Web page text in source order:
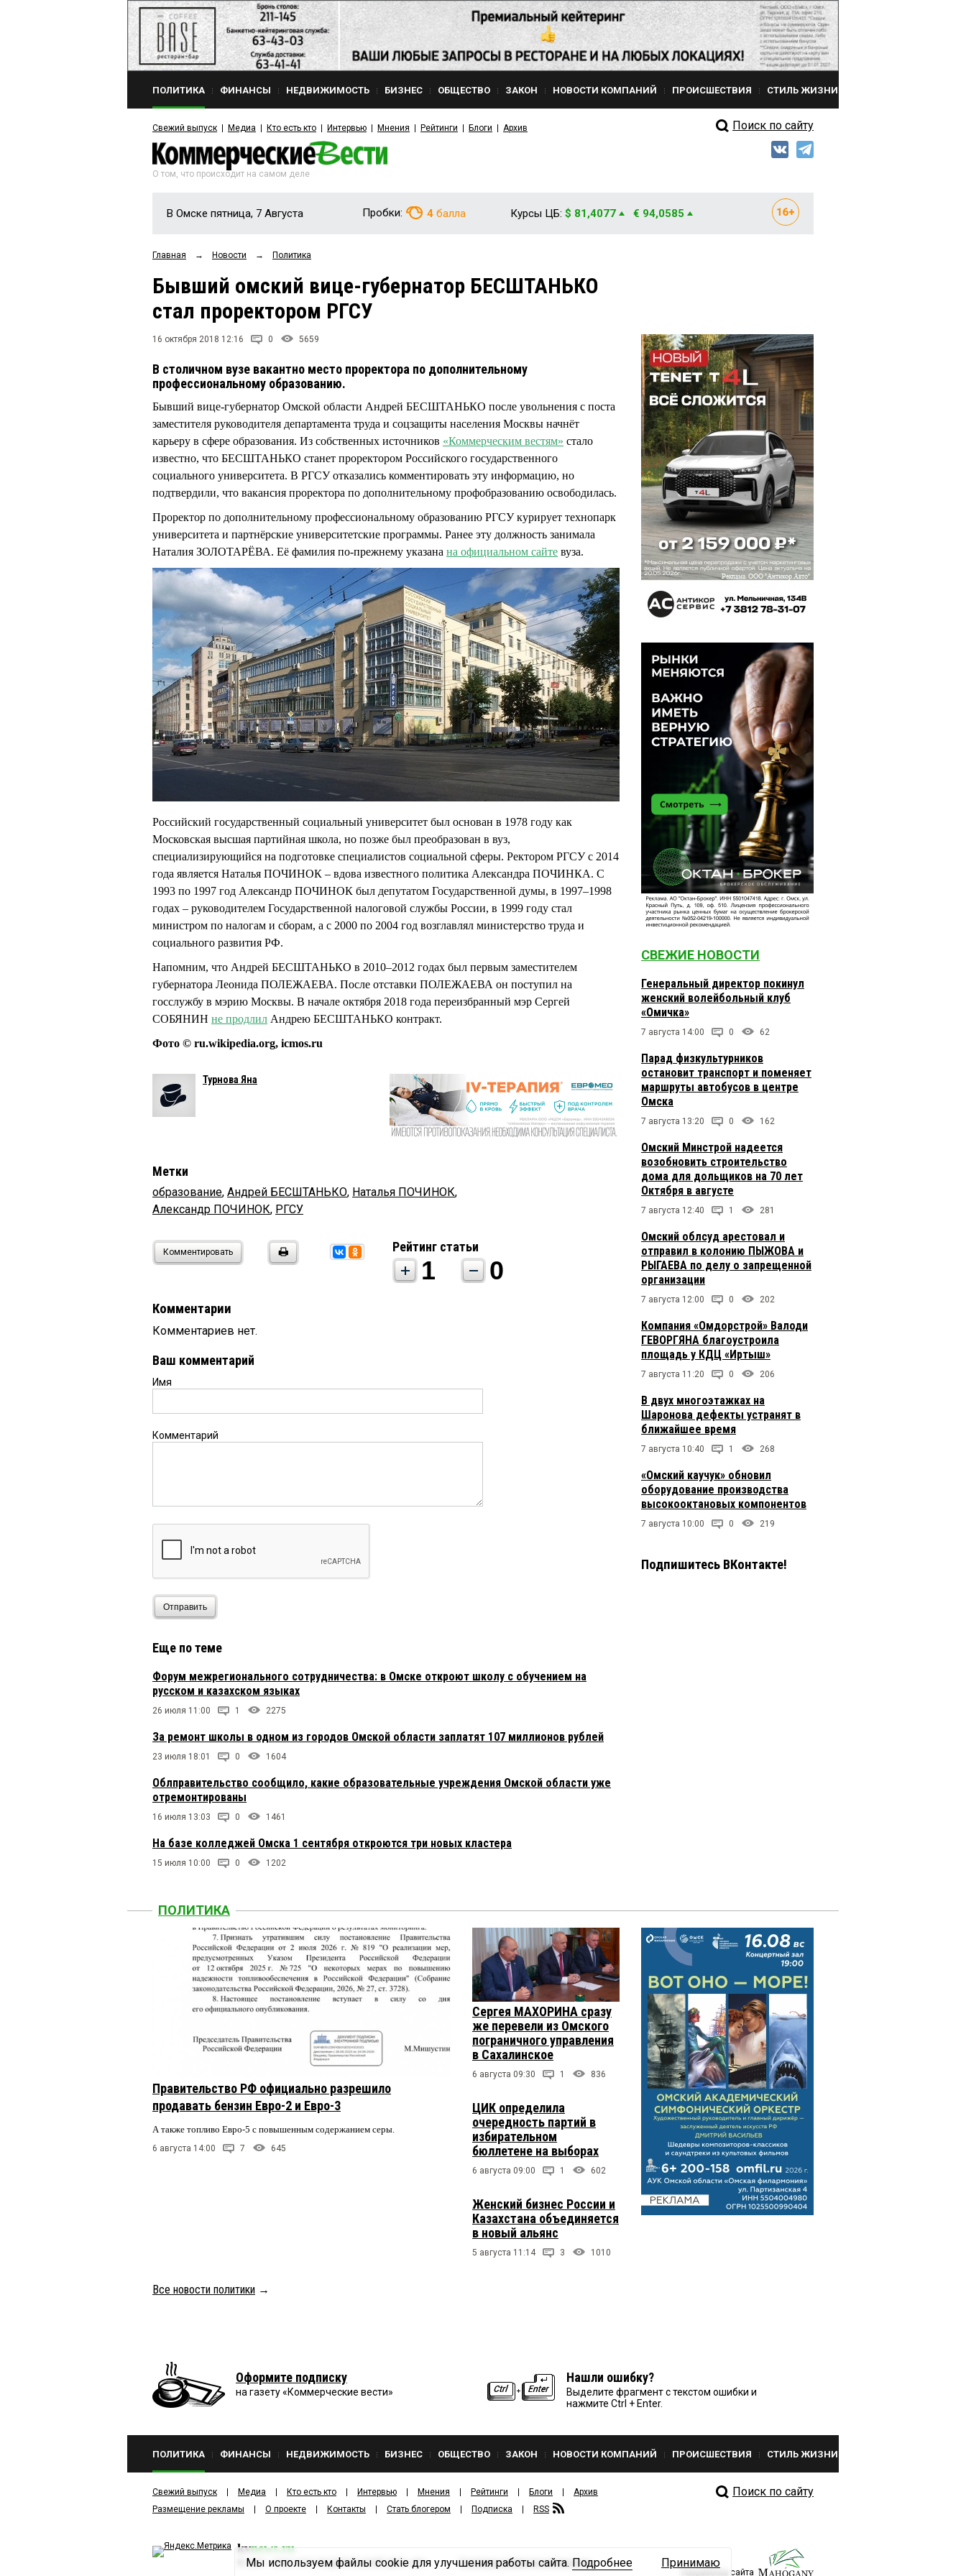
ПОЛИТИКА ФИНАНСЫ НЕДВИЖИМОСТЬ БИЗНЕС ОБЩЕСТВО ЗАКОН НОВОСТИ КОМПАНИЙ ПРОИСШЕСТВИЯ СТИЛЬ ЖИЗНИ
Свежий выпуск Медиа Кто есть кто Интервью Мнения Рейтинги Блоги Архив Поиск по сайту
О том, что происходит на самом деле
В Омске пятница, 7 Августа Пробки: 4 балла Курсы ЦБ: $ 81,4077 € 94,0585
Главная → Новости → Политика
Бывший омский вице-губернатор БЕСШТАНЬКО
стал проректором РГСУ
16 октября 2018 12:16 0 5659
В столичном вузе вакантно место проректора по дополнительному
профессиональному образованию.
Бывший вице-губернатор Омской области Андрей БЕСШТАНЬКО после увольнения с поста
заместителя руководителя департамента труда и соцзащиты населения Москвы начнёт
карьеру в сфере образования. Из собственных источников «Коммерческим вестям» стало
известно, что БЕСШТАНЬКО станет проректором Российского государственного
социального университета. В РГСУ отказались комментировать эту информацию, но
подтвердили, что вакансия проректора по дополнительному профобразованию освободилась.
Проректор по дополнительному профессиональному образованию РГСУ курирует технопарк
университета и партнёрские университетские программы. Ранее эту должность занимала
Наталия ЗОЛОТАРЁВА. Её фамилия по-прежнему указана на официальном сайте вуза.
Российский государственный социальный университет был основан в 1978 году как
Московская высшая партийная школа, но позже был преобразован в вуз,
специализирующийся на подготовке специалистов социальной сферы. Ректором РГСУ с 2014
года является Наталья ПОЧИНОК – вдова известного политика Александра ПОЧИНКА. С
1993 по 1997 год Александр ПОЧИНОК был депутатом Государственной думы, в 1997–1998
годах – руководителем Государственной налоговой службы России, в 1999 году стал
министром по налогам и сборам, а с 2000 по 2004 год возглавлял министерство труда и
социального развития РФ.
Напомним, что Андрей БЕСШТАНЬКО в 2010–2012 годах был первым заместителем
губернатора Леонида ПОЛЕЖАЕВА. После отставки ПОЛЕЖАЕВА он поступил на
госслужбу в мэрию Москвы. В начале октября 2018 года переизбранный мэр Сергей
СОБЯНИН не продлил Андрею БЕСШТАНЬКО контракт.
Фото © ru.wikipedia.org, icmos.ru
Турнова Яна
Метки
образование, Андрей БЕСШТАНЬКО, Наталья ПОЧИНОК,
Александр ПОЧИНОК, РГСУ
Комментировать Рейтинг статьи
1 0
Комментарии
Комментариев нет.
Ваш комментарий
Имя
Комментарий
Отправить
Еще по теме
Форум межрегионального сотрудничества: в Омске откроют школу с обучением на
русском и казахском языках
26 июля 11:00 1 2275
За ремонт школы в одном из городов Омской области заплатят 107 миллионов рублей
23 июля 18:01 0 1604
Облправительство сообщило, какие образовательные учреждения Омской области уже
отремонтированы
16 июля 13:03 0 1461
На базе колледжей Омска 1 сентября откроются три новых кластера
15 июля 10:00 0 1202
СВЕЖИЕ НОВОСТИ
Генеральный директор покинул
женский волейбольный клуб
«Омичка»
7 августа 14:00 0 62
Парад физкультурников
остановит транспорт и поменяет
маршруты автобусов в центре
Омска
7 августа 13:20 0 162
Омский Минстрой надеется
возобновить строительство
дома для дольщиков на 70 лет
Октября в августе
7 августа 12:40 1 281
Омский облсуд арестовал и
отправил в колонию ПЫЖОВА и
РЫГАЕВА по делу о запрещенной
организации
7 августа 12:00 0 202
Компания «Омдорстрой» Валоди
ГЕВОРГЯНА благоустроила
площадь у КДЦ «Иртыш»
7 августа 11:20 0 206
В двух многоэтажках на
Шаронова дефекты устранят в
ближайшее время
7 августа 10:40 1 268
«Омский каучук» обновил
оборудование производства
высокооктановых компонентов
7 августа 10:00 0 219
Подпишитесь ВКонтакте!
ПОЛИТИКА
Правительство РФ официально разрешило
продавать бензин Евро-2 и Евро-3
А также топливо Евро-5 с повышенным содержанием серы.
6 августа 14:00 7 645
Сергея МАХОРИНА сразу
же перевели из Омского
пограничного управления
в Сахалинское
6 августа 09:30 1 836
ЦИК определила
очередность партий в
избирательном
бюллетене на выборах
6 августа 09:00 1 602
Женский бизнес России и
Казахстана объединяется
в новый альянс
5 августа 11:14 3 1010
Все новости политики →
Оформите подписку
на газету «Коммерческие вести»
Нашли ошибку?
Выделите фрагмент с текстом ошибки и
нажмите Ctrl + Enter.
ПОЛИТИКА ФИНАНСЫ НЕДВИЖИМОСТЬ БИЗНЕС ОБЩЕСТВО ЗАКОН НОВОСТИ КОМПАНИЙ ПРОИСШЕСТВИЯ СТИЛЬ ЖИЗНИ
Свежий выпуск Медиа Кто есть кто Интервью Мнения Рейтинги Блоги
Архив
Размещение рекламы
О проекте Контакты Стать блогером Подписка RSS
Поиск по сайту
kvnews.ru
2001—2026ООО ИЗДАТЕЛЬСКИЙ ДОМ «КВ».
Политика конфиденциальности
Разработка сайта
Мы используем файлы cookie для улучшения работы сайта. Подробнее Принимаю